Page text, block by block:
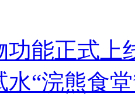
功能正式上
水“浣熊食